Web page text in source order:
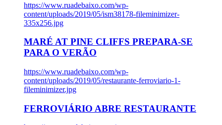
https://www.ruadebaixo.com/wp-
content/uploads/2019/05/ism38178-fileminimizer-
335x256.jpg
MARÉ AT PINE CLIFFS PREPARA-SE
PARA O VERÃO
https://www.ruadebaixo.com/wp-
content/uploads/2019/05/restaurante-ferroviario-1-
fileminimizer.jpg
FERROVIÁRIO ABRE RESTAURANTE